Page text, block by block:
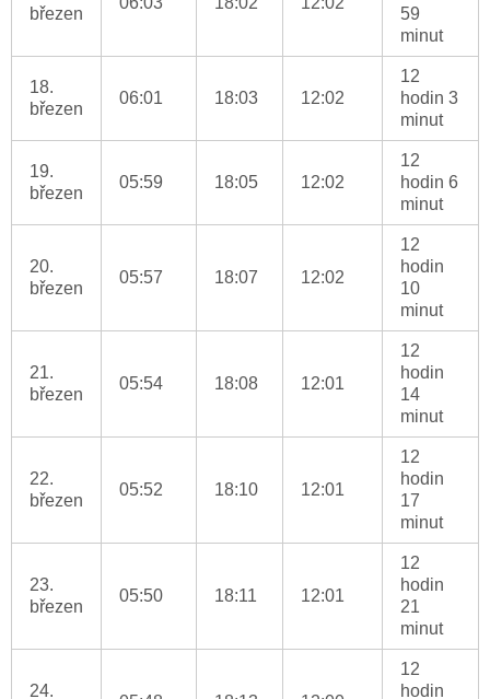
březen
59
minut
18.
březen
06:01 18:03 12:02
12
hodin 3
minut
19.
březen
05:59 18:05 12:02
12
hodin 6
minut
20.
březen
05:57 18:07 12:02
12
hodin
10
minut
21.
březen
05:54 18:08 12:01
12
hodin
14
minut
22.
březen
05:52 18:10 12:01
12
hodin
17
minut
23.
březen
05:50 18:11 12:01
12
hodin
21
minut
24.
12
hodin